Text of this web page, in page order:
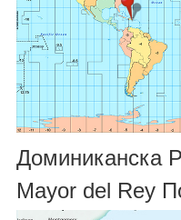
Доминиканска
Mayor del Rey